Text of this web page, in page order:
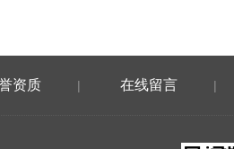
资质 | 在线留言 |